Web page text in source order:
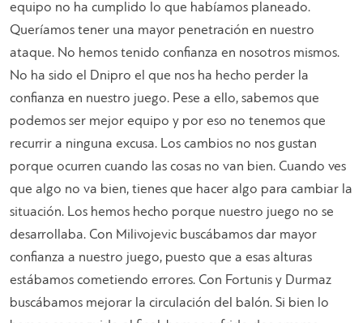
equipo no ha cumplido lo que habíamos planeado.
Queríamos tener una mayor penetración en nuestro
ataque. No hemos tenido confianza en nosotros mismos.
No ha sido el Dnipro el que nos ha hecho perder la
confianza en nuestro juego. Pese a ello, sabemos que
podemos ser mejor equipo y por eso no tenemos que
recurrir a ninguna excusa. Los cambios no nos gustan
porque ocurren cuando las cosas no van bien. Cuando ves
que algo no va bien, tienes que hacer algo para cambiar la
situación. Los hemos hecho porque nuestro juego no se
desarrollaba. Con Milivojevic buscábamos dar mayor
confianza a nuestro juego, puesto que a esas alturas
estábamos cometiendo errores. Con Fortunis y Durmaz
buscábamos mejorar la circulación del balón. Si bien lo